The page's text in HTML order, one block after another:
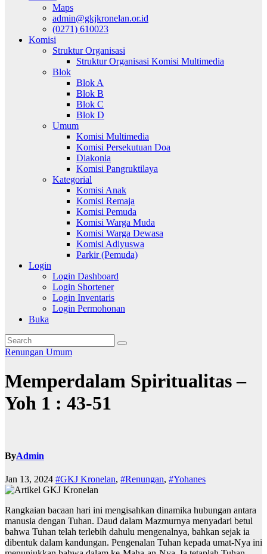
Maps
admin@gkjkronelan.or.id
(0271) 610023
Komisi
Struktur Organisasi
Struktur Organisasi Komisi Multimedia
Blok
Blok A
Blok B
Blok C
Blok D
Umum
Komisi Multimedia
Komisi Persekutuan Doa
Diakonia
Komisi Pangruktilaya
Kategorial
Komisi Anak
Komisi Remaja
Komisi Pemuda
Komisi Warga Muda
Komisi Warga Dewasa
Komisi Adiyuswa
Parkir (Pemuda)
Login
Login Dashboard
Login Shortener
Login Inventaris
Login Permohonan
Buka
Renungan Umum
Memperdalam Spiritualitas –
Yoh 1 : 43-51
ByAdmin
Jan 13, 2024 #GKJ Kronelan, #Renungan, #Yohanes
Rangkaian bacaan hari ini mengisahkan dinamika hubungan antara
manusia dengan Tuhan. Daud dalam Mazmurnya menyadari betul
bahwa Tuhan telah terlebih dahulu mengenalnya, bahkan sejak ia
dibentuk dalam kandungan. Pengenalan Tuhan kepada umat-Nya ini